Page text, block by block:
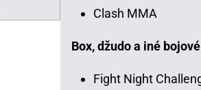
Clash MMA
Box, džudo a iné
Fight Night